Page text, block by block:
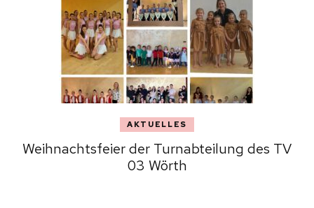
AKTUELLES
Weihnachtsfeier der Turnabteilung des TV
03 Wörth